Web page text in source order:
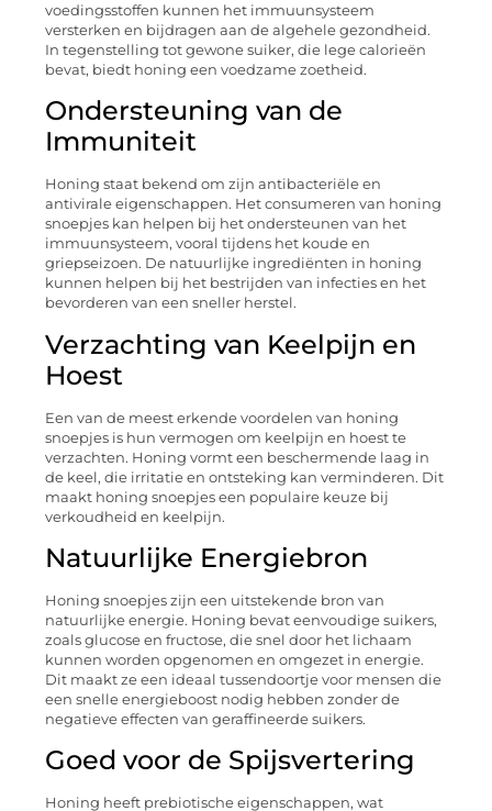
voedingsstoffen kunnen het immuunsysteem
versterken en bijdragen aan de algehele gezondheid.
In tegenstelling tot gewone suiker, die lege calorieën
bevat, biedt honing een voedzame zoetheid.
Ondersteuning van de
Immuniteit
Honing staat bekend om zijn antibacteriële en
antivirale eigenschappen. Het consumeren van honing
snoepjes kan helpen bij het ondersteunen van het
immuunsysteem, vooral tijdens het koude en
griepseizoen. De natuurlijke ingrediënten in honing
kunnen helpen bij het bestrijden van infecties en het
bevorderen van een sneller herstel.
Verzachting van Keelpijn en
Hoest
Een van de meest erkende voordelen van honing
snoepjes is hun vermogen om keelpijn en hoest te
verzachten. Honing vormt een beschermende laag in
de keel, die irritatie en ontsteking kan verminderen. Dit
maakt honing snoepjes een populaire keuze bij
verkoudheid en keelpijn.
Natuurlijke Energiebron
Honing snoepjes zijn een uitstekende bron van
natuurlijke energie. Honing bevat eenvoudige suikers,
zoals glucose en fructose, die snel door het lichaam
kunnen worden opgenomen en omgezet in energie.
Dit maakt ze een ideaal tussendoortje voor mensen die
een snelle energieboost nodig hebben zonder de
negatieve effecten van geraffineerde suikers.
Goed voor de Spijsvertering
Honing heeft prebiotische eigenschappen, wat